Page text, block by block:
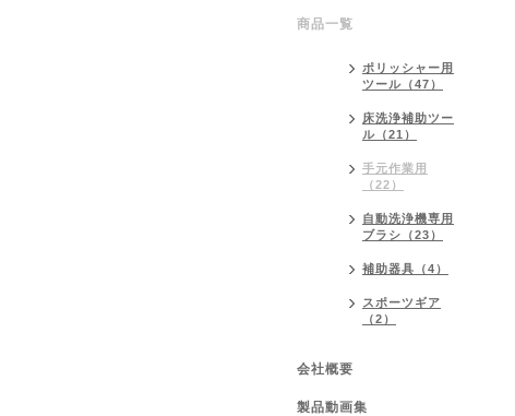
商品一覧
ポリッシャー用
ツール（47）
床洗浄補助ツー
ル（21）
手元作業用
（22）
自動洗浄機専用
ブラシ（23）
補助器具（4）
スポーツギア
（2）
会社概要
製品動画集